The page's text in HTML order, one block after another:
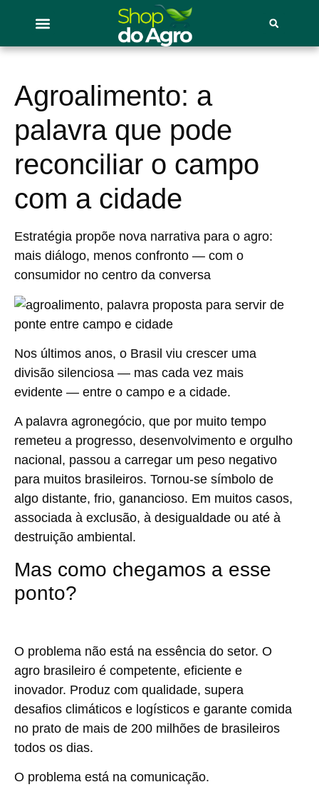
Agroalimento: a
palavra que pode
reconciliar o campo
com a cidade
Estratégia propõe nova narrativa para o agro:
mais diálogo, menos confronto — com o
consumidor no centro da conversa
Nos últimos anos, o Brasil viu crescer uma
divisão silenciosa — mas cada vez mais
evidente — entre o campo e a cidade.
A palavra agronegócio, que por muito tempo
remeteu a progresso, desenvolvimento e orgulho
nacional, passou a carregar um peso negativo
para muitos brasileiros. Tornou-se símbolo de
algo distante, frio, ganancioso. Em muitos casos,
associada à exclusão, à desigualdade ou até à
destruição ambiental.
Mas como chegamos a esse
ponto?
O problema não está na essência do setor. O
agro brasileiro é competente, eficiente e
inovador. Produz com qualidade, supera
desafios climáticos e logísticos e garante comida
no prato de mais de 200 milhões de brasileiros
todos os dias.
O problema está na comunicação.